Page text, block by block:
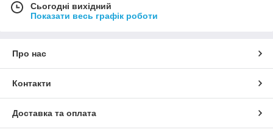
Сьогодні вихідний
Показати весь графік роботи
Про нас
Контакти
Доставка та оплата